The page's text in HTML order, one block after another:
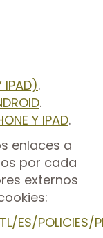
IPAD).
.
Y IPAD.
enlaces a
por cada
externos
ES/POLICIES/